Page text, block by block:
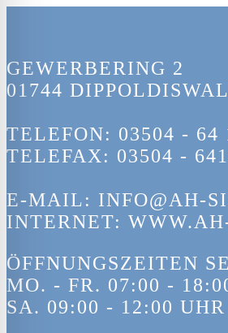
GEWERBERING 2
01744
TELEFON: 03504 - 64
TELEFAX: 03504 -
E-MAIL: INFO@AH-
INTERNET:
ÖFFNUNGSZEITEN
MO. - FR. 07:00 -
SA. 09:00 - 12:00 UHR